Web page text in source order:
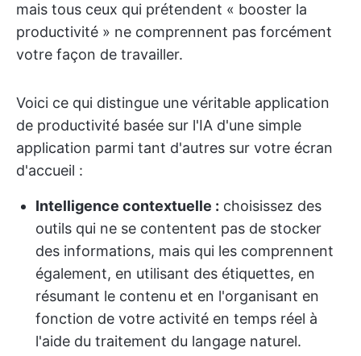
mais tous ceux qui prétendent « booster la
productivité » ne comprennent pas forcément
votre façon de travailler.
Voici ce qui distingue une véritable application
de productivité basée sur l'IA d'une simple
application parmi tant d'autres sur votre écran
d'accueil :
Intelligence contextuelle : choisissez des
outils qui ne se contentent pas de stocker
des informations, mais qui les comprennent
également, en utilisant des étiquettes, en
résumant le contenu et en l'organisant en
fonction de votre activité en temps réel à
l'aide du traitement du langage naturel.